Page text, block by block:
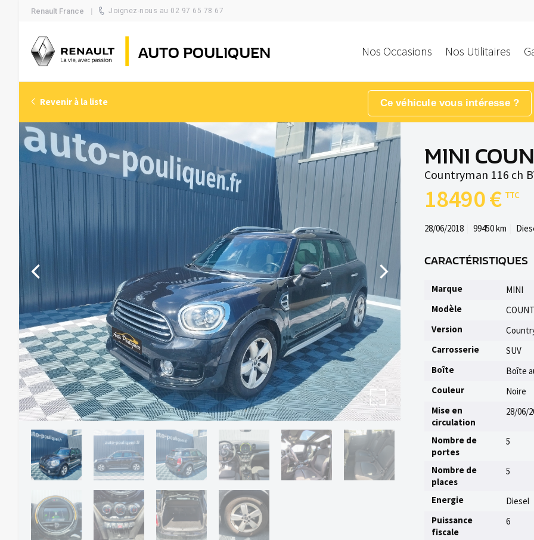
Renault France Joignez-nous au 02 97 65 78 67
AUTO POULIQUEN Nos Occasions Nos Utilitaires
Revenir à la liste Ce véhicule vous intéresse ?
MINI
Countryman 116 ch
18490 €
28/06/2018 99450 km
CARACTÉRISTIQUES
Marque
MINI
Modèle
Version
Carrosserie
SUV
Boîte
Boîte
Couleur
Noire
Mise en
circulation
28/06/
Nombre de
portes
5
Nombre de
places
5
Energie
Diesel
Puissance
fiscale
6